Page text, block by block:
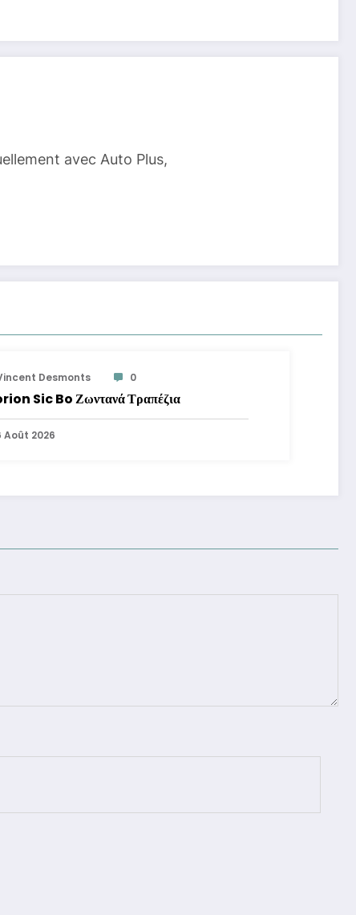
avec Auto Plus,
Desmonts 0
Sic Bo Ζωντανά Τραπέζια
Août 2026